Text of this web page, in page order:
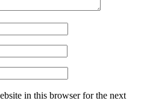
in this browser for the next